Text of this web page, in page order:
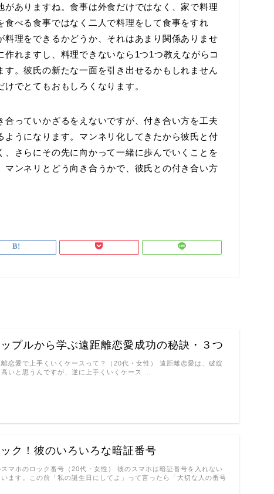
ありますね。食事は外食だけではなく、家で料理
べる食事ではなく二人で料理をして食事をすれ
理をできるかどうか、それはあまり関係ありませ
れますし、料理できないなら1つ1つ教えながらコ
。彼氏の新たな一面を引き出せるかもしれません
でとてもおもしろくなります。
っていかざるをえないですが、付き合い方を工夫
うになります。マンネリ化してきたから彼氏と付
さらにその先に向かって一緒に歩んでいくことを
ンネリとどう向き合うかで、彼氏との付き合い方
プルから学ぶ遠距離恋愛成功の秘訣・３つ
離恋愛で上手くいくケースって？（20代・女性） 遠距離恋愛は、破綻
いと思うんですが、逆に上手くいくケース …
ク！彼のいろいろな暗証番号
スマホのロック番号（20代・女性） 彼のスマホは暗証番号を入れない
ます。この前「私の誕生日にしてよ」って言ったら「大切な人の番号